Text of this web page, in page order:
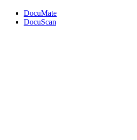
DocuMate
DocuScan